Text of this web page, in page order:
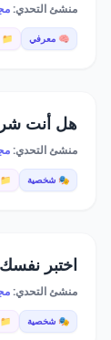
منشئ التحدي:
🧠 معرفي 📁
هل أنت
منشئ التحدي:
🎭 شخصية
اختبر
منشئ التحدي:
🎭 شخصية 📁